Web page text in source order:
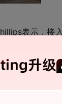
表示，接
旅游资源，
生态，汇聚
次合作通过